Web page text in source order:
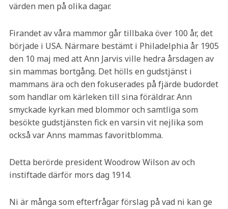
värden men på olika dagar.
Firandet av våra mammor går tillbaka över 100 år, det
började i USA. Närmare bestämt i Philadelphia år 1905
den 10 maj med att Ann Jarvis ville hedra årsdagen av
sin mammas bortgång. Det hölls en gudstjänst i
mammans ära och den fokuserades på fjärde budordet
som handlar om kärleken till sina föräldrar. Ann
smyckade kyrkan med blommor och samtliga som
besökte gudstjänsten fick en varsin vit nejlika som
också var Anns mammas favoritblomma.
Detta berörde president Woodrow Wilson av och
instiftade därför mors dag 1914.
Ni är många som efterfrågar förslag på vad ni kan ge